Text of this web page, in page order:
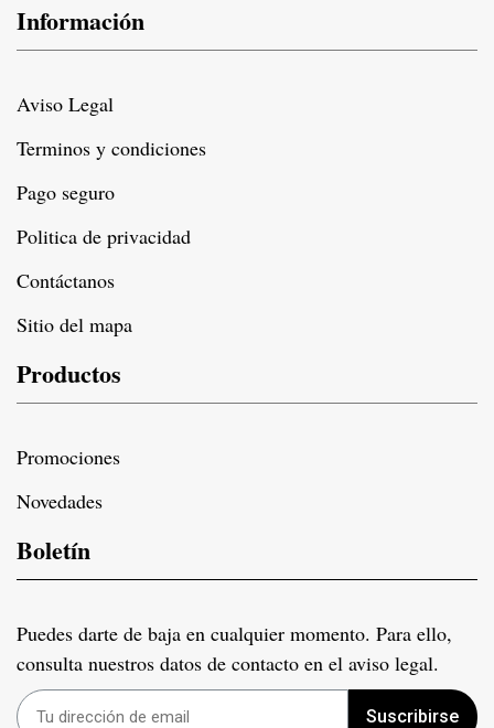
Información
Aviso Legal
Terminos y condiciones
Pago seguro
Politica de privacidad
Contáctanos
Sitio del mapa
Productos
Promociones
Novedades
Boletín
Puedes darte de baja en cualquier momento. Para ello,
consulta nuestros datos de contacto en el aviso legal.
Suscribirse